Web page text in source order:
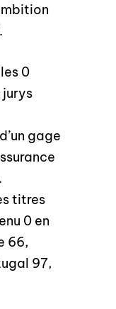
0
jurys
gage
titres
0 en
66,
97,